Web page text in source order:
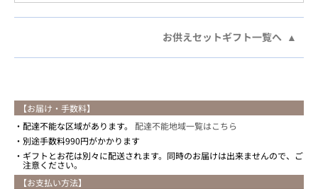
お供えセットギフト一覧へ
【お届け・手数料】
配達不能な区域があります。 配達不能地域一覧はこちら
別途手数料990円がかかります
ギフトとお花は別々に配送されます。同時のお届けは出来ませんので、ご
注意ください。
【お支払い方法】